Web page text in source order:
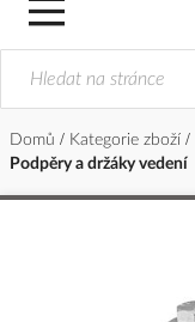
Domů Kategorie zboží
Podpěry a držáky vedení